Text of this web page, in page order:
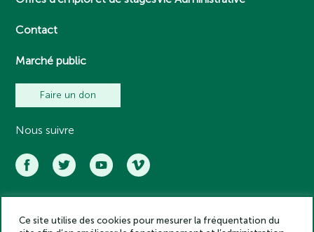
Contact
Marché public
Faire un don
Nous suivre
Académie des inscriptions et belles lettres – Tous droits réservés
Ce site utilise des cookies pour mesurer la fréquentation du